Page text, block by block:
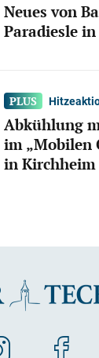
Neues von
Paradiesle
Abkühlung
im „Mobilen
in Kirchheim